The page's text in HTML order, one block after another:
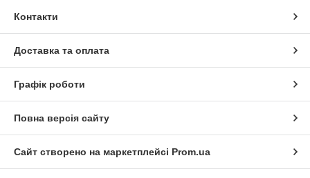
Контакти
Доставка та оплата
Графік роботи
Повна версія сайту
Сайт створено на маркетплейсі Prom.ua